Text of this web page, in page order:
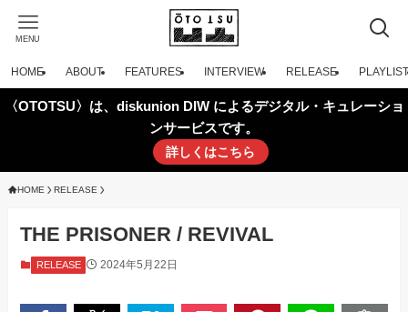
MENU
HOME ABOUT FEATURES INTERVIEW RELEASE PLAYLIST
〈OTOTSU〉は、diskunion DIW によるデジタル・キュレーショ
ンサービスです。
詳しくはこちら
HOME RELEASE
THE PRISONER / REVIVAL
RELEASE 2024年5月22日